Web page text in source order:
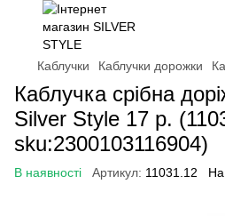
Каблучки Каблучки дорожки
Каблучка срібна
Silver Style 17 р.
sku:2300103116904)
В наявності Артикул: 11031.12